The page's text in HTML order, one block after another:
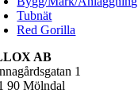
Tubnät
Red Gorilla
AB
1
90 Mölndal